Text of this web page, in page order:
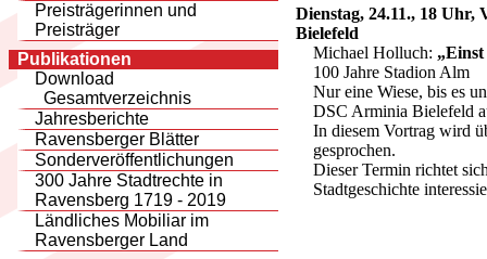
Preisträgerinnen und
Preisträger
Publikationen
Download
Gesamtverzeichnis
Jahresberichte
Ravensberger Blätter
Sonderveröffentlichungen
300 Jahre Stadtrechte in
Ravensberg 1719 - 2019
Ländliches Mobiliar im
Ravensberger Land
Dienstag, 24.11., 18 Uhr,
Bielefeld
Michael Holluch:
100 Jahre Stadion Alm
Nur eine Wiese, bis es
DSC Arminia Bielefeld
In diesem Vortrag wird
gesprochen.
Dieser Termin richtet
Stadtgeschichte